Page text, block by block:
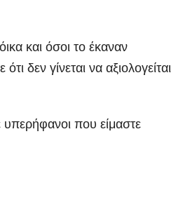
και όσοι το έκαναν
δεν γίνεται να αξιολογείται
που είμαστε